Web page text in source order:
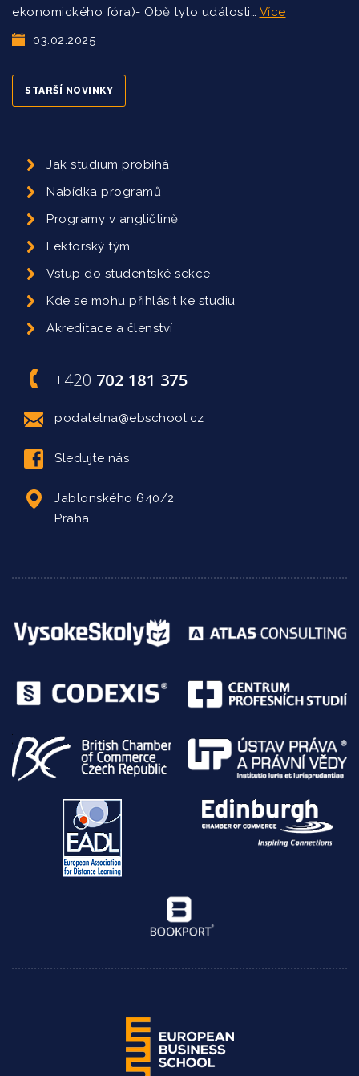
ekonomického fóra)- Obě tyto události… Více
03.02.2025
STARŠÍ NOVINKY
Jak studium probíhá
Nabídka programů
Programy v angličtině
Lektorský tým
Vstup do studentské sekce
Kde se mohu přihlásit ke studiu
Akreditace a členství
+420 702 181 375
podatelna@ebschool.cz
Sledujte nás
Jablonského 640/2
Praha